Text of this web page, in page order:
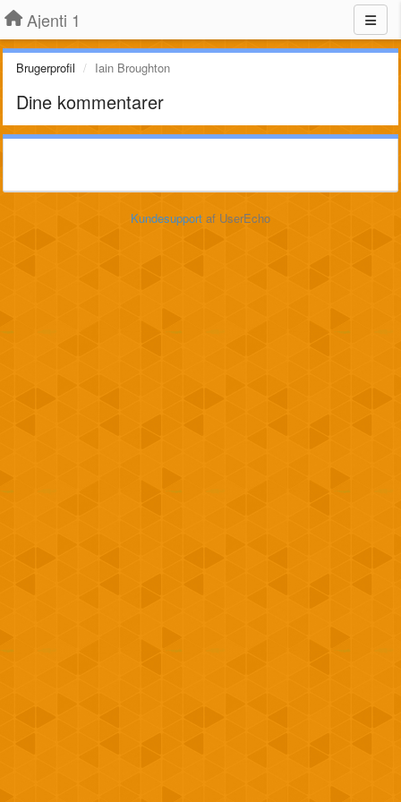
Ajenti 1
Brugerprofil Iain Broughton
Dine kommentarer
Kundesupport af UserEcho